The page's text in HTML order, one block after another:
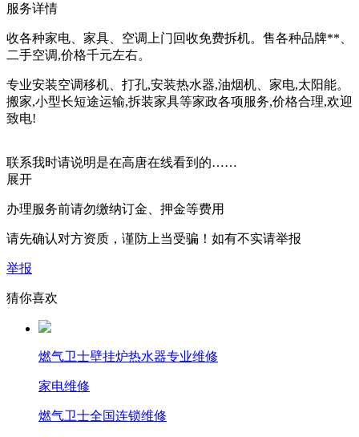
服务详情
收各种家电、家具、空调上门回收免费拆机。售各种品牌**、
二手空调,价格千元左右。
专业安装空调移机、打孔,安装热水器,油烟机、家电,太阳能。
搬家,小型长短途运输,拆装家具等家政各项服务,价格合理,欢迎
致电!
联系我时请说明是在高唐在线看到的……
展开
办理服务前请勿缴纳订金、押金等费用
请先确认对方资质，谨防上当受骗！如有不实请举报
举报
猜你喜欢
燃气卫士壁挂炉热水器专业维修
家电维修
燃气卫士全国连锁维修